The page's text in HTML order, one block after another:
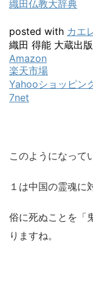
織田仏教大辞典
posted with カエ
織田 得能 大蔵出
Amazon
楽天市場
Yahooショッピン
7net
このようになって
１は中国の霊魂に
俗に死ぬことを「
りますね。